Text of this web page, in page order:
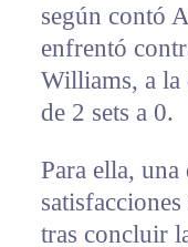
según contó
enfrentó
Williams, a la
de 2 sets a 0.
Para ella,
tras concluir